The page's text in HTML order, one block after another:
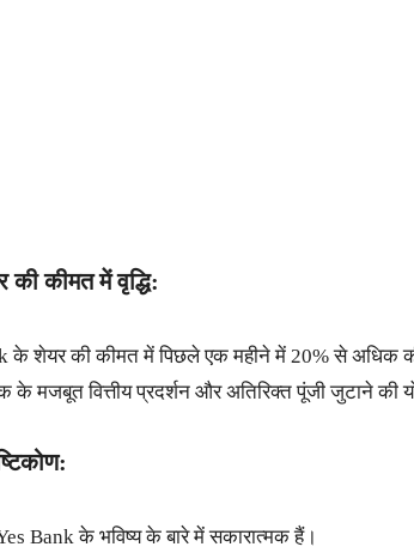
की कीमत में वृद्धि:
के शेयर की कीमत में पिछले एक महीने में 20% से अधिक की
के मजबूत वित्तीय प्रदर्शन और अतिरिक्त पूंजी जुटाने की
Bank के भविष्य के बारे में सकारात्मक हैं।